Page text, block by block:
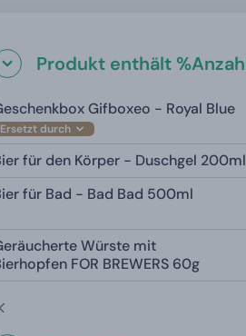
Produkt enthält
Gifboxeo - Royal Blue
Ersetzt durch
für den Körper - Duschgel 200ml
für Bad - Bad Bad 500ml
Würste mit
FOR BREWERS 60g